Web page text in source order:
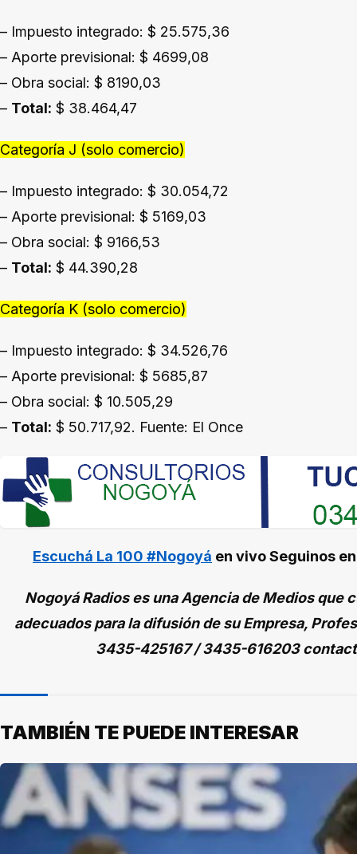
– Impuesto integrado: $ 25.575,36
– Aporte previsional: $ 4699,08
– Obra social: $ 8190,03
– Total: $ 38.464,47
Categoría J (solo comercio)
– Impuesto integrado: $ 30.054,72
– Aporte previsional: $ 5169,03
– Obra social: $ 9166,53
– Total: $ 44.390,28
Categoría K (solo comercio)
– Impuesto integrado: $ 34.526,76
– Aporte previsional: $ 5685,87
– Obra social: $ 10.505,29
– Total: $ 50.717,92. Fuente: El Once
Escuchá La 100 #Nogoyá en vivoSeguinos
Nogoyá Radios es una Agencia de Medios
adecuados para la difusión de su Empresa,
3435-425167 / 3435-616203
TAMBIÉN TE PUEDE INTERESAR